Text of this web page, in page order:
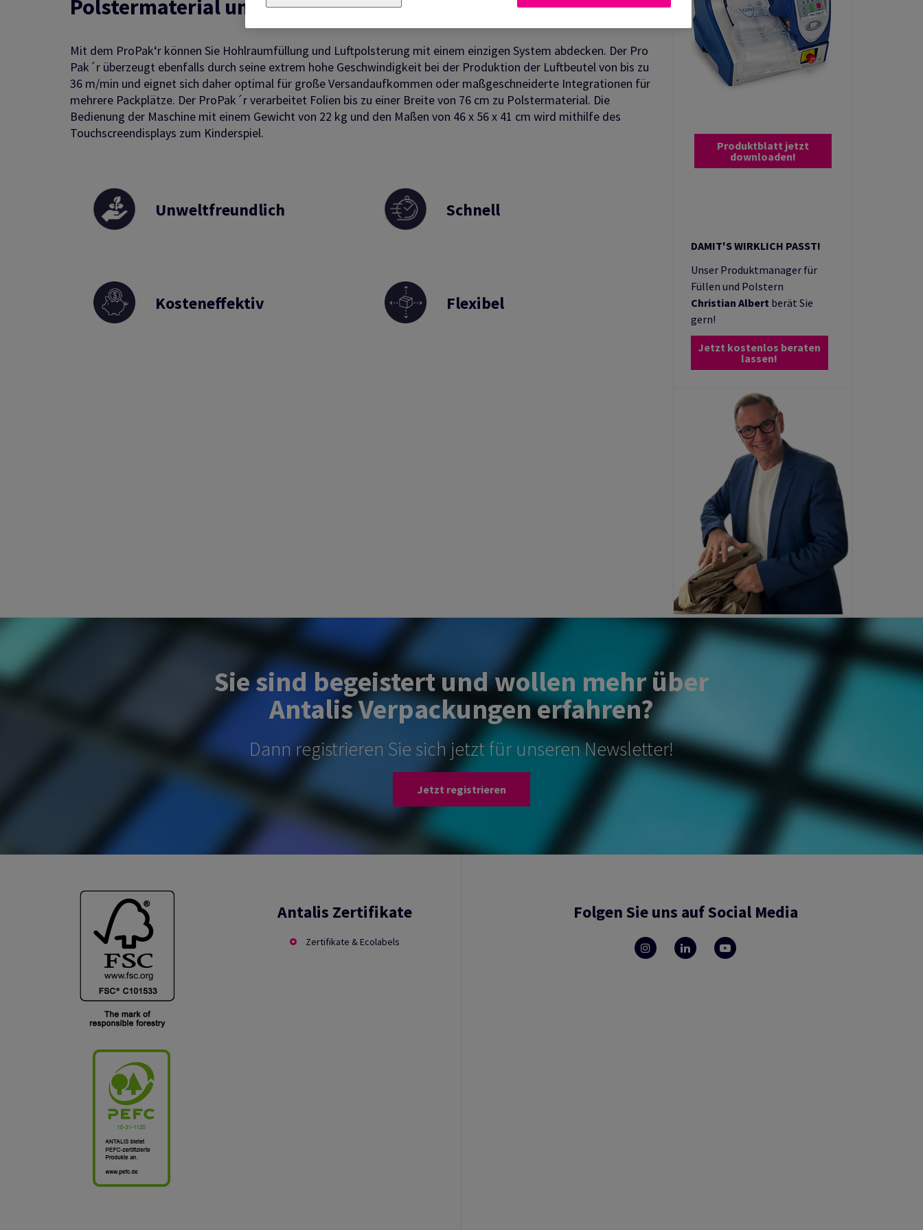
Polstermaterial und Hohlraumfüllung in Einem
Mit dem ProPak‘r können Sie Hohlraumfüllung und Luftpolsterung mit einem einzigen System abdecken. Der Pro
Pak´r überzeugt ebenfalls durch seine extrem hohe Geschwindigkeit bei der Produktion der Luftbeutel von bis zu
36 m/min und eignet sich daher optimal für große Versandaufkommen oder maßgeschneiderte Integrationen für
mehrere Packplätze. Der ProPak´r verarbeitet Folien bis zu einer Breite von 76 cm zu Polstermaterial. Die
Bedienung der Maschine mit einem Gewicht von 22 kg und den Maßen von 46 x 56 x 41 cm wird mithilfe des
Touchscreendisplays zum Kinderspiel.
Unweltfreundlich Schnell
Kosteneffektiv Flexibel
Produktblatt jetzt
downloaden!
DAMIT'S WIRKLICH PASST!
Unser Produktmanager für
Füllen und Polstern
Christian Albert berät Sie
gern!
Jetzt kostenlos beraten
lassen!
Sie sind begeistert und wollen mehr über
Antalis Verpackungen erfahren?
Dann registrieren Sie sich jetzt für unseren Newsletter!
Jetzt registrieren
Antalis Zertifikate
Zertifikate & Ecolabels
Folgen Sie uns auf Social Media